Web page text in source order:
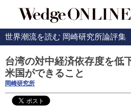
世界潮流を読む 岡崎研究所論評集
台湾の対中経済依存度を低
米国ができること
岡崎研究所